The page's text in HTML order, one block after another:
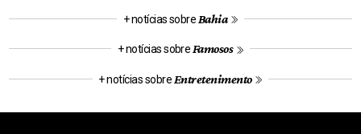
+ notícias sobre Bahia
+ notícias sobre Famosos
+ notícias sobre Entretenimento